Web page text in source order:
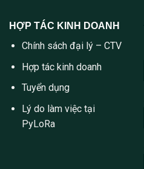
HỢP TÁC KINH DOANH
Chính sách đại lý – CTV
Hợp tác kinh doanh
Tuyển dụng
Lý do làm việc tại
PyLoRa